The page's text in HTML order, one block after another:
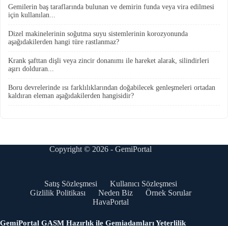
Gemilerin baş taraflarında bulunan ve demirin funda veya vira edilmesi
için kullanılan...
Dizel makinelerinin soğutma suyu sistemlerinin korozyonunda
aşağıdakilerden hangi türe rastlanmaz?
Krank şafttan dişli veya zincir donanımı ile hareket alarak, silindirleri
aşırı dolduran...
Boru devrelerinde ısı farklılıklarından doğabilecek genleşmeleri ortadan
kaldıran eleman aşağıdakilerden hangisidir?
Copyright © 2026 - GemiPortal
Satış Sözleşmesi
Kullanıcı Sözleşmesi
Gizlilik Politikası
Neden Biz
Örnek Sorular
HavaPortal
GemiPortal GASM Hazırlık ile Gemiadamları Yeterlilik